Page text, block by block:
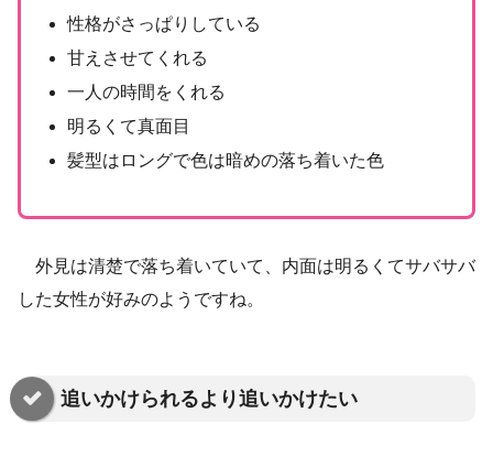
性格がさっぱりしている
甘えさせてくれる
一人の時間をくれる
明るくて真面目
髪型はロングで色は暗めの落ち着いた色
外見は清楚で落ち着いていて、内面は明るくてサバサバ
した女性が好みのようですね。
追いかけられるより追いかけたい